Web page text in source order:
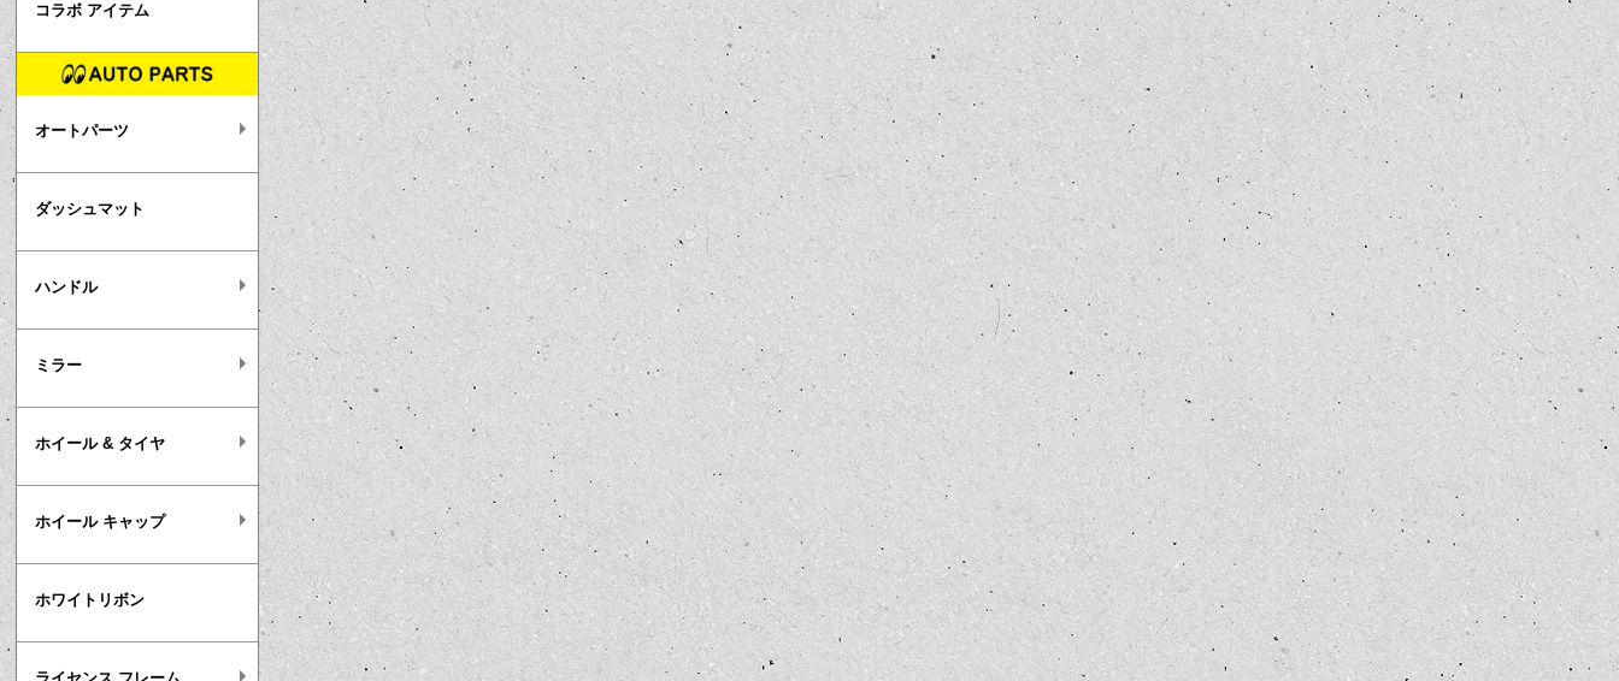
コラボ アイテム
オートパーツ
ダッシュマット
ハンドル
ミラー
ホイール & タイヤ
ホイール キャップ
ホワイトリボン